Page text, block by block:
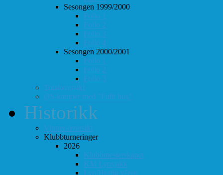
Sesongen 1999/2000
Follo 1
Follo 2
Follo 3
Follo 4
Sesongen 2000/2001
Follo 1
Follo 2
Follo 3
Totaloversikt
ØS-kamper med "Fullt hus"
Historikk
Vinner-oversikt
Klubbturneringer
2026
Klubbmesterskapet
KM Lynsjakk
Lyn/Hurtig våren